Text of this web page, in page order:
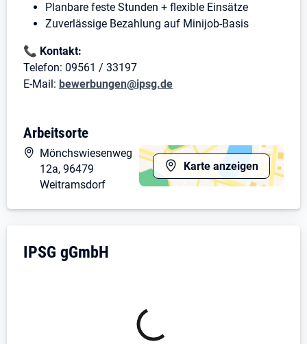
Planbare feste Stunden + flexible Einsätze
Zuverlässige Bezahlung auf Minijob-Basis
📞 Kontakt:
Telefon: 09561 / 33197
E-Mail: bewerbungen@ipsg.de
Arbeitsorte
Karte anzeigen
Mönchswiesenweg
12a, 96479
Weitramsdorf
Unternehmensdarstellung: IPSG gGmbH
IPSG gGmbH